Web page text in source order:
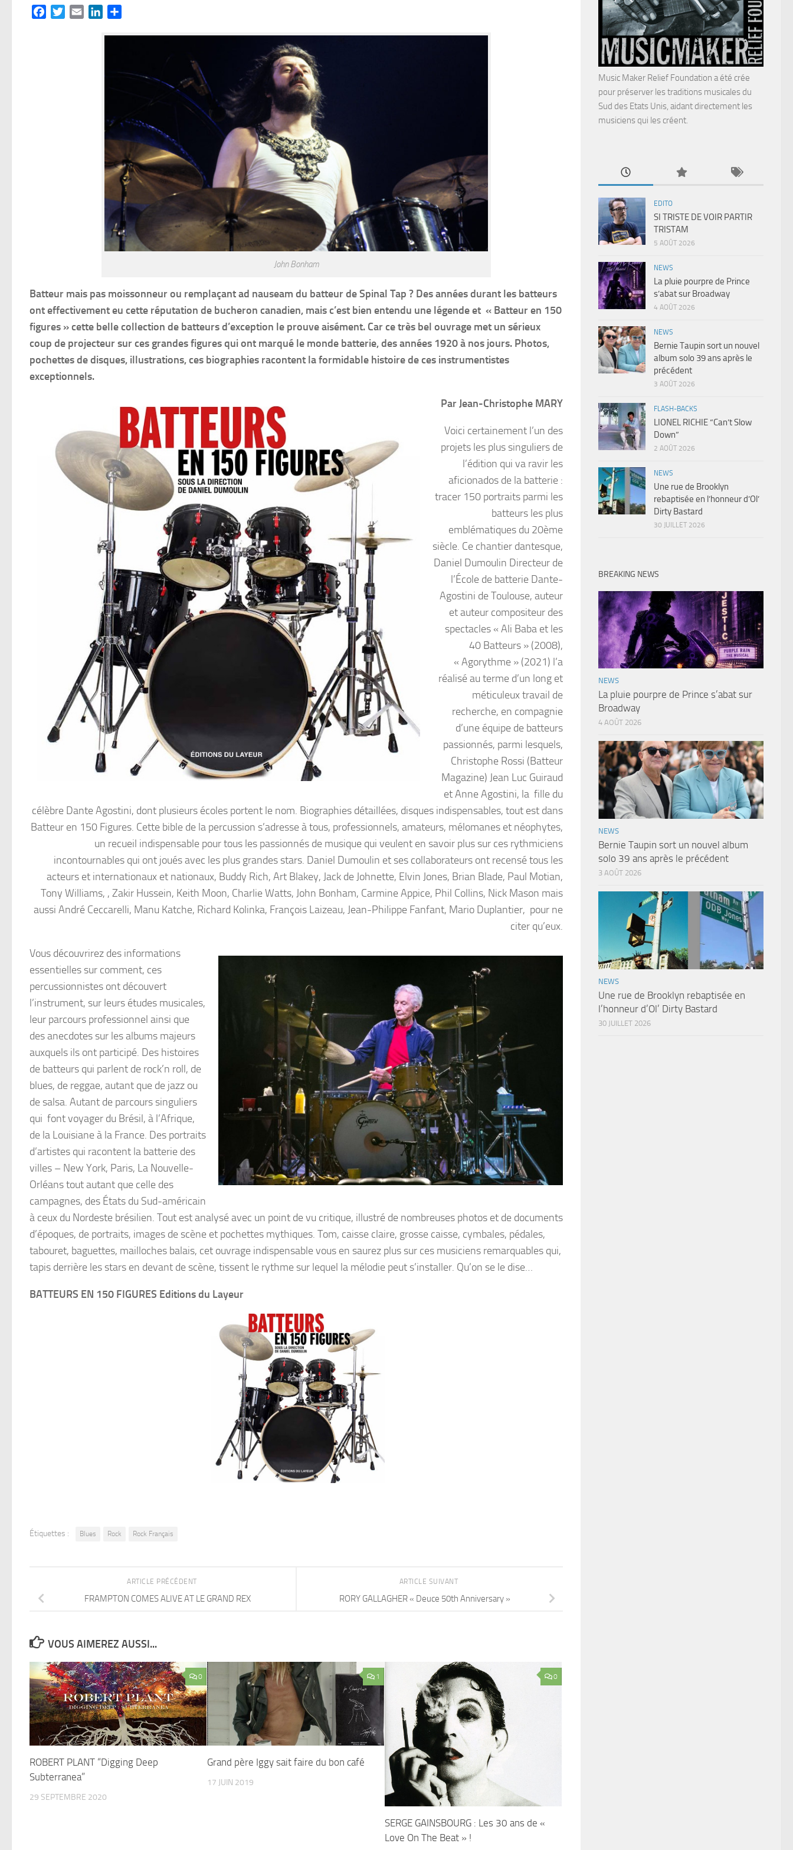
FacebookTwitterEmail LinkedIn
John Bonham
Batteur mais pas moissonneur ou remplaçant ad nauseam du batteur de Spinal Tap ? Des années durant les batteurs
ont effectivement eu cette réputation de bucheron canadien, mais c’est bien entendu une légende et « Batteur en 150
figures » cette belle collection de batteurs d’exception le prouve aisément. Car ce très bel ouvrage met un sérieux
coup de projecteur sur ces grandes figures qui ont marqué le monde batterie, des années 1920 à nos jours. Photos,
pochettes de disques, illustrations, ces biographies racontent la formidable histoire de ces instrumentistes
exceptionnels.
Par Jean-Christophe MARY
Voici certainement l’un des
projets les plus singuliers de
l’édition qui va ravir les
aficionados de la batterie :
tracer 150 portraits parmi les
batteurs les plus
emblématiques du 20ème
siècle. Ce chantier dantesque,
Daniel Dumoulin Directeur de
l’École de batterie Dante-
Agostini de Toulouse, auteur
et auteur compositeur des
spectacles « Ali Baba et les
40 Batteurs » (2008),
« Agorythme » (2021) l’a
réalisé au terme d’un long et
méticuleux travail de
recherche, en compagnie
d’une équipe de batteurs
passionnés, parmi lesquels,
Christophe Rossi (Batteur
Magazine) Jean Luc Guiraud
et Anne Agostini, la fille du
célèbre Dante Agostini, dont plusieurs écoles portent le nom. Biographies détaillées, disques indispensables, tout est dans
Batteur en 150 Figures. Cette bible de la percussion s’adresse à tous, professionnels, amateurs, mélomanes et néophytes,
un recueil indispensable pour tous les passionnés de musique qui veulent en savoir plus sur ces rythmiciens
incontournables qui ont joués avec les plus grandes stars. Daniel Dumoulin et ses collaborateurs ont recensé tous les
acteurs et internationaux et nationaux, Buddy Rich, Art Blakey, Jack de Johnette, Elvin Jones, Brian Blade, Paul Motian,
Tony Williams, , Zakir Hussein, Keith Moon, Charlie Watts, John Bonham, Carmine Appice, Phil Collins, Nick Mason mais
aussi André Ceccarelli, Manu Katche, Richard Kolinka, François Laizeau, Jean-Philippe Fanfant, Mario Duplantier, pour ne
citer qu’eux.
Vous découvrirez des informations
essentielles sur comment, ces
percussionnistes ont découvert
l’instrument, sur leurs études musicales,
leur parcours professionnel ainsi que
des anecdotes sur les albums majeurs
auxquels ils ont participé. Des histoires
de batteurs qui parlent de rock’n roll, de
blues, de reggae, autant que de jazz ou
de salsa. Autant de parcours singuliers
qui font voyager du Brésil, à l’Afrique,
de la Louisiane à la France. Des portraits
d’artistes qui racontent la batterie des
villes – New York, Paris, La Nouvelle-
Orléans tout autant que celle des
campagnes, des États du Sud-américain
à ceux du Nordeste brésilien. Tout est analysé avec un point de vu critique, illustré de nombreuses photos et de documents
d’époques, de portraits, images de scène et pochettes mythiques. Tom, caisse claire, grosse caisse, cymbales, pédales,
tabouret, baguettes, mailloches balais, cet ouvrage indispensable vous en saurez plus sur ces musiciens remarquables qui,
tapis derrière les stars en devant de scène, tissent le rythme sur lequel la mélodie peut s’installer. Qu’on se le dise…
BATTEURS EN 150 FIGURES Editions du Layeur
Étiquettes : Blues Rock Rock Français
ARTICLE SUIVANT
RORY GALLAGHER « Deuce 50th Anniversary »
ARTICLE PRÉCÉDENT
FRAMPTON COMES ALIVE AT LE GRAND REX
VOUS AIMEREZ AUSSI...
0
ROBERT PLANT “Digging Deep
Subterranea”
29 SEPTEMBRE 2020
1
Grand père Iggy sait faire du bon café
17 JUIN 2019
0
SERGE GAINSBOURG : Les 30 ans de «
Love On The Beat » !
Music Maker Relief Foundation a été crée
pour préserver les traditions musicales du
Sud des Etats Unis, aidant directement les
musiciens qui les créent.
EDITO
SI TRISTE DE VOIR PARTIR
TRISTAM
5 AOÛT 2026
NEWS
La pluie pourpre de Prince
s’abat sur Broadway
4 AOÛT 2026
NEWS
Bernie Taupin sort un nouvel
album solo 39 ans après le
précédent
3 AOÛT 2026
FLASH-BACKS
LIONEL RICHIE “Can’t Slow
Down”
2 AOÛT 2026
NEWS
Une rue de Brooklyn
rebaptisée en l’honneur d’Ol’
Dirty Bastard
30 JUILLET 2026
BREAKING NEWS
NEWS
La pluie pourpre de Prince s’abat sur
Broadway
4 AOÛT 2026
NEWS
Bernie Taupin sort un nouvel album
solo 39 ans après le précédent
3 AOÛT 2026
NEWS
Une rue de Brooklyn rebaptisée en
l’honneur d’Ol’ Dirty Bastard
30 JUILLET 2026